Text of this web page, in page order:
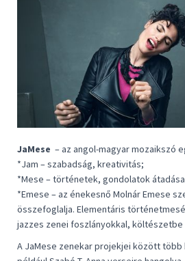
JaMese – az angol-magyar mozaikszó
*Jam – szabadság, kreativitás;
*Mese – történetek, gondolatok
*Emese – az énekesnő Molnár Emese
összefoglalja. Elementáris
jazzes zenei foszlányokkal,
A JaMese zenekar projekjei között